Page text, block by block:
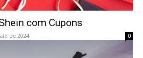
com Cupons
de 2024 0